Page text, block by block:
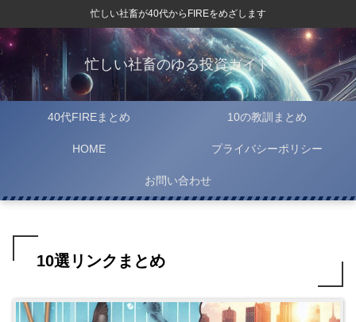
忙しい社畜が40代からFIREをめざします
忙しい社畜のゆる投資ガイド
40代FIREまとめ 10の教訓まとめ
HOME プライバシーポリシー
お問い合わせ
10選リンクまとめ